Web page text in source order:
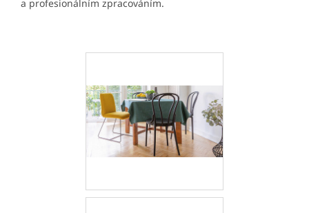
a profesionálním zpracováním.